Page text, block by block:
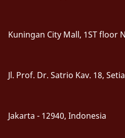
Kuningan City Mall, 1ST floor
Jl. Prof. Dr. Satrio Kav. 18,
Jakarta - 12940, Indonesia